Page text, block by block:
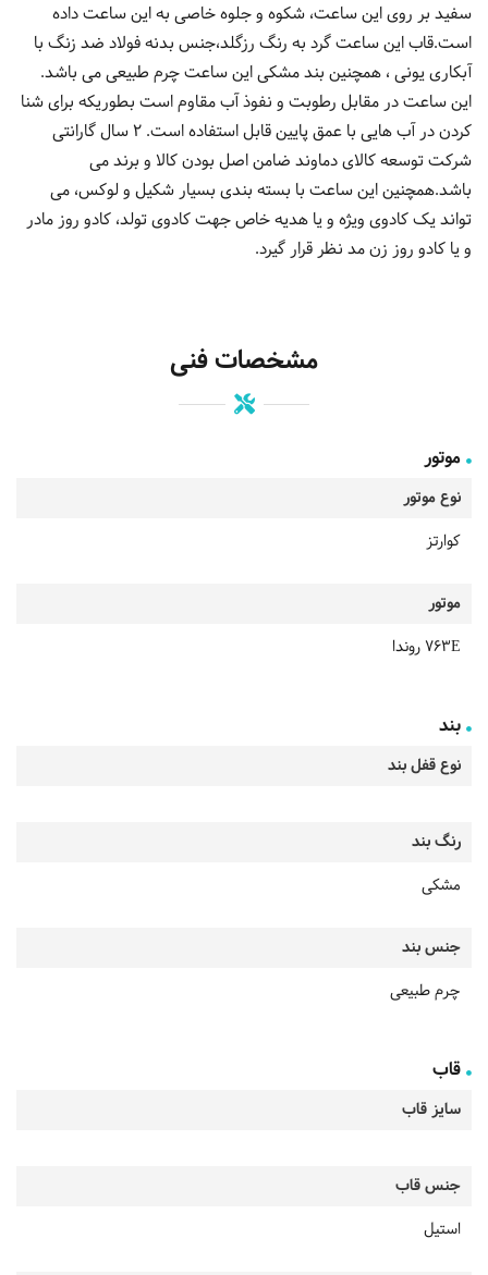
سفید بر روی این ساعت، شکوه و جلوه خاصی به این ساعت داده
است.قاب این ساعت گرد به رنگ رزگلد،جنس بدنه فولاد ضد زنگ با
آبکاری یونی ، همچنین بند مشکی این ساعت چرم طبیعی می باشد.
این ساعت در مقابل رطوبت و نفوذ آب مقاوم است بطوریکه برای شنا
کردن در آب هایی با عمق پایین قابل استفاده است. 2 سال گارانتی
شرکت توسعه کالای دماوند ضامن اصل بودن کالا و برند می
باشد.همچنین این ساعت با بسته بندی بسیار شکیل و لوکس، می
تواند یک کادوی ویژه و یا هدیه خاص جهت کادوی تولد، کادو روز مادر
و یا کادو روز زن مد نظر قرار گیرد.
مشخصات فنی
موتور
نوع موتور
کوارتز
موتور
763E روندا
بند
نوع قفل بند
رنگ بند
مشکی
جنس بند
چرم طبیعی
قاب
سایز قاب
جنس قاب
استیل